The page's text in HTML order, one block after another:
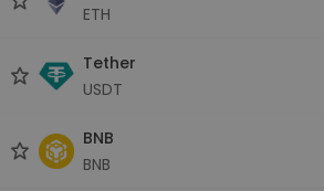
ETH
Tether
USDT
BNB
BNB